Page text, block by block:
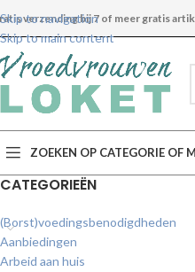
Skip to navigation
Skip to main content
verzending bij 7 of meer gratis
ZOEKEN OP CATEGORIE OF
CATEGORIEËN
(Borst)voedingsbenodigdheden
Aanbiedingen
Arbeid aan huis